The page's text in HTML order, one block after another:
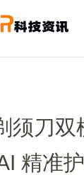
须刀双
精准